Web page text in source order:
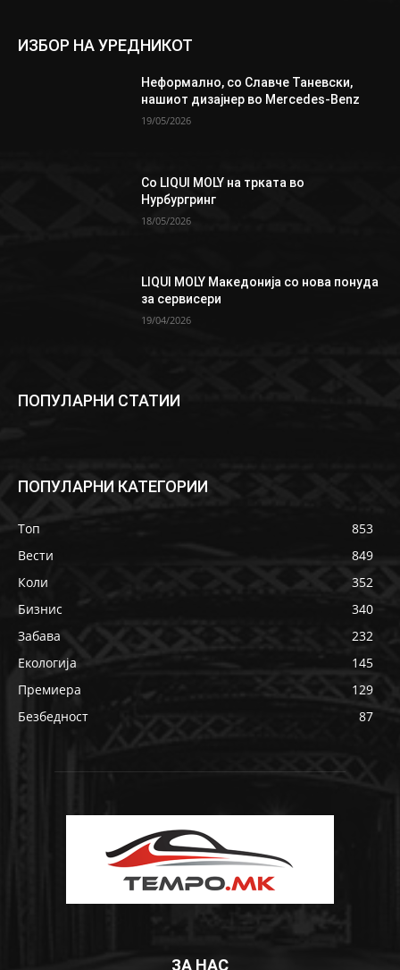
ИЗБОР НА УРЕДНИКОТ
Неформално, со Славче Таневски,
нашиот дизајнер во Mercedes-Benz
19/05/2026
Со LIQUI MOLY на трката во
Нурбургринг
18/05/2026
LIQUI MOLY Македонија со нова понуда
за сервисери
19/04/2026
ПОПУЛАРНИ СТАТИИ
ПОПУЛАРНИ КАТЕГОРИИ
Топ
853
Вести
849
Коли
352
Бизнис
340
Забава
232
Екологија
145
Премиера
129
Безбедност
87
ЗА НАС